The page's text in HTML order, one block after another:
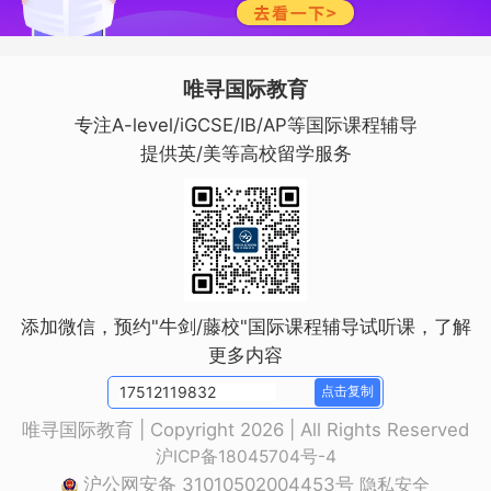
唯寻国际教育
专注A-level/iGCSE/IB/AP等国际课程辅导
提供英/美等高校留学服务
添加微信，预约"牛剑/藤校"国际课程辅导试听课，了解
更多内容
点击复制
唯寻国际教育 | Copyright 2026 | All Rights Reserved
沪ICP备18045704号-4
沪公网安备 31010502004453号 隐私安全